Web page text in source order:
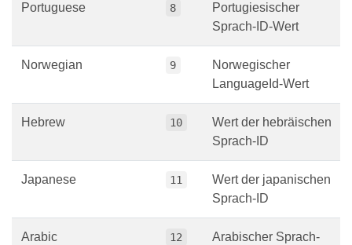
Portuguese 8
Portugiesischer
Sprach-ID-Wert
Norwegian 9
Norwegischer
LanguageId-Wert
Hebrew 10
Wert der hebräischen
Sprach-ID
Japanese 11
Wert der japanischen
Sprach-ID
Arabic 12
Arabischer Sprach-